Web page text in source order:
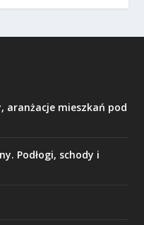
aranżacje mieszkań pod
Podłogi, schody i